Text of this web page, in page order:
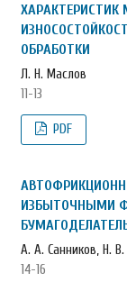
ХАРАКТЕРИСТИК
ОБРАБОТКИ
Л. Н. Маслов
11-13
PDF
ИЗБЫТОЧНЫМИ
А. А. Санников, Н.
14-16